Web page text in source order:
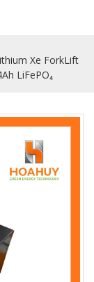
Xe ForkLift
LiFePO₄